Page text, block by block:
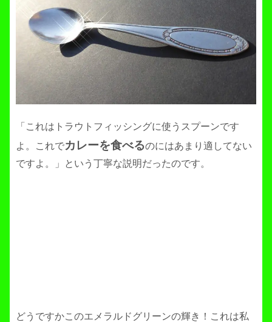
「これはトラウトフィッシングに使うスプーンです
よ。これでカレーを食べるのにはあまり適してない
ですよ。」という丁寧な説明だったのです。
どうですかこのエメラルドグリーンの輝き！これは私